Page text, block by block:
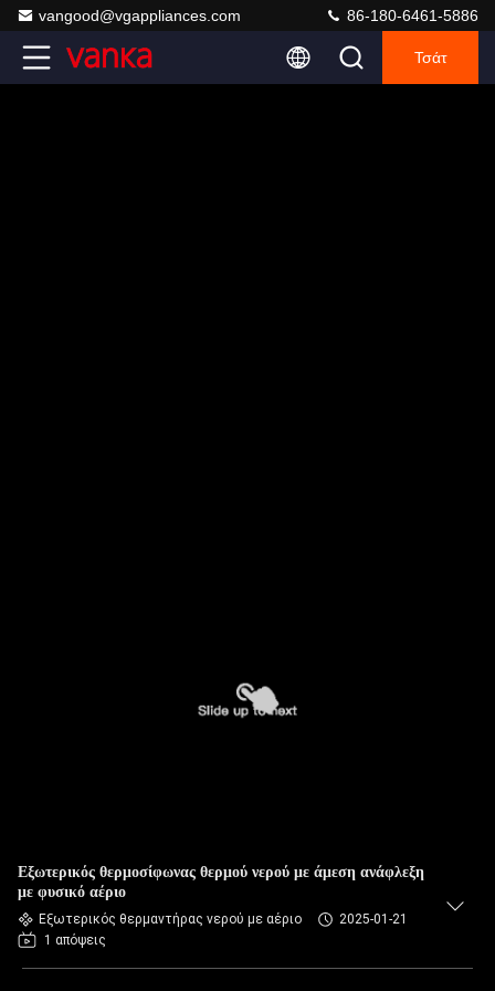
vangood@vgappliances.com 86-180-6461-5886
Τσάτ
Εξωτερικός θερμοσίφωνας θερμού νερού με άμεση ανάφλεξη
με φυσικό αέριο
Εξωτερικός θερμαντήρας νερού με αέριο
2025-01-21
1 απόψεις